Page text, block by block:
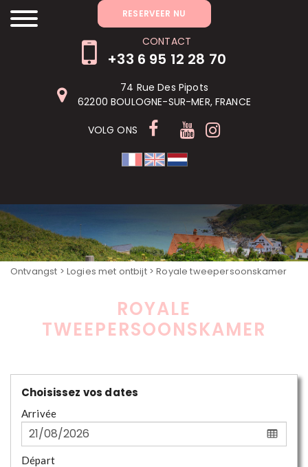
RÉSERVER MAINTENANT
RESERVEER NU
CONTACT
+33 6 95 12 28 70
74 Rue Des Pipots
62200 BOULOGNE-SUR-MER, FRANCE
VOLG ONS
Ontvangst > Logies met ontbijt > Royale tweepersoonskamer
ROYALE
TWEEPERSOONSKAMER
Choisissez vos dates
Arrivée
Départ